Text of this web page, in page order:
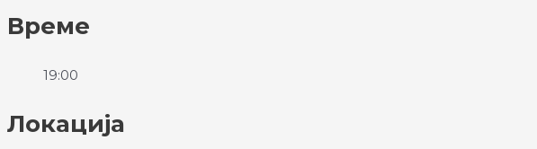
Време
19:00
Локација